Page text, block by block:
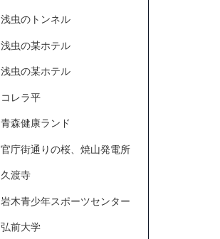
浅虫のトンネル
浅虫の某ホテル
浅虫の某ホテル
コレラ平
青森健康ランド
官庁街通りの桜、焼山発電所
久渡寺
岩木青少年スポーツセンター
弘前大学